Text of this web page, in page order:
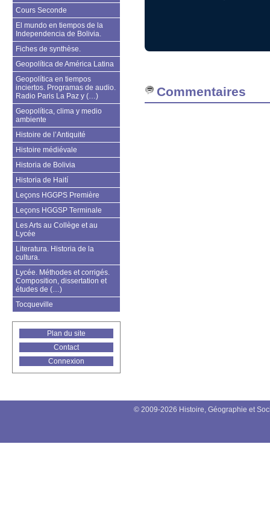
Commentaires
Cours Seconde
El mundo en tiempos de la
Independencia de Bolivia.
Fiches de synthèse.
Geopolítica de América Latina
Geopolítica en tiempos
inciertos. Programas de audio.
Radio Paris La Paz y (…)
Geopolítica, clima y medio
ambiente
Histoire de l’Antiquité
Histoire médiévale
Historia de Bolivia
Historia de Haití
Leçons HGGPS Première
Leçons HGGSP Terminale
Les Arts au Collège et au
Lycée
Literatura. Historia de la
cultura.
Lycée. Méthodes et corrigés.
Composition, dissertation et
études de (…)
Tocqueville
Plan du site
Contact
Connexion
© 2009-2026 Histoire, Géographie et